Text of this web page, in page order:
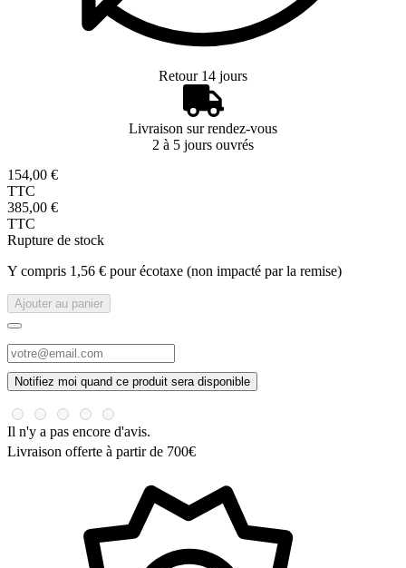
Retour 14 jours
Livraison sur rendez-vous
2 à 5 jours ouvrés
154,00 €
TTC
385,00 €
TTC
Rupture de stock
Y compris 1,56 € pour écotaxe (non impacté par la remise)
Ajouter au panier
Notifiez moi quand ce produit sera disponible
Il n'y a pas encore d'avis.
Livraison offerte à partir de 700€